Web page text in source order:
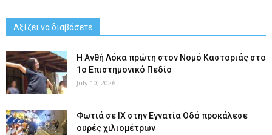
Αξίζει να διαβάσετε
Η Ανθή Λόκα πρώτη στον Νομό Καστοριάς στο
1ο Επιστημονικό Πεδίο
July 10, 2026
Φωτιά σε ΙΧ στην Εγνατία Οδό προκάλεσε
ουρές χιλιομέτρων